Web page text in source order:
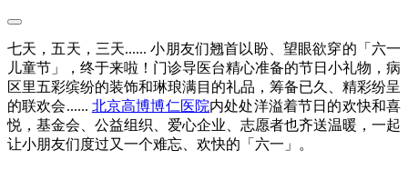
七天，五天，三天...... 小朋友们翘首以盼、望眼欲穿的「六一
儿童节」，终于来啦！门诊导医台精心准备的节日小礼物，病
区里五彩缤纷的装饰和琳琅满目的礼品，筹备已久、精彩纷呈
的联欢会...... 北京高博博仁医院内处处洋溢着节日的欢快和喜
悦，基金会、公益组织、爱心企业、志愿者也齐送温暖，一起
让小朋友们度过又一个难忘、欢快的「六一」。